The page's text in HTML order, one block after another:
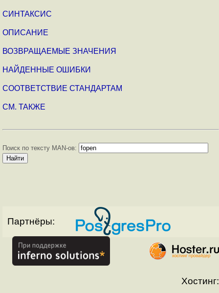
СИНТАКСИС
ОПИСАНИЕ
ВОЗВРАЩАЕМЫЕ ЗНАЧЕНИЯ
НАЙДЕННЫЕ ОШИБКИ
СООТВЕТСТВИЕ СТАНДАРТАМ
СМ. ТАКЖЕ
Поиск по тексту MAN-ов:
Партнёры:
Хостинг: